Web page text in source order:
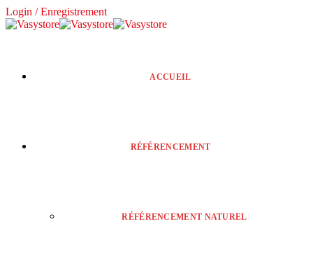
Login / Enregistrement
ACCUEIL
RÉFÉRENCEMENT
RÉFÉRENCEMENT NATUREL